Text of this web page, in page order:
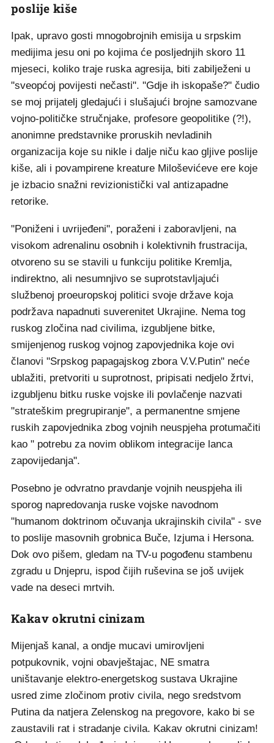
poslije kiše
Ipak, upravo gosti mnogobrojnih emisija u srpskim
medijima jesu oni po kojima će posljednjih skoro 11
mjeseci, koliko traje ruska agresija, biti zabilježeni u
"sveopćoj povijesti nečasti". "Gdje ih iskopaše?" čudio
se moj prijatelj gledajući i slušajući brojne samozvane
vojno-političke stručnjake, profesore geopolitike (?!),
anonimne predstavnike proruskih nevladinih
organizacija koje su nikle i dalje niču kao gljive poslije
kiše, ali i povampirene kreature Miloševićeve ere koje
je izbacio snažni revizionistički val antizapadne
retorike.
"Poniženi i uvrijeđeni", poraženi i zaboravljeni, na
visokom adrenalinu osobnih i kolektivnih frustracija,
otvoreno su se stavili u funkciju politike Kremlja,
indirektno, ali nesumnjivo se suprotstavljajući
službenoj proeuropskoj politici svoje države koja
podržava napadnuti suverenitet Ukrajine. Nema tog
ruskog zločina nad civilima, izgubljene bitke,
smijenjenog ruskog vojnog zapovjednika koje ovi
članovi "Srpskog papagajskog zbora V.V.Putin" neće
ublažiti, pretvoriti u suprotnost, pripisati nedjelo žrtvi,
izgubljenu bitku ruske vojske ili povlačenje nazvati
"strateškim pregrupiranje", a permanentne smjene
ruskih zapovjednika zbog vojnih neuspjeha protumačiti
kao " potrebu za novim oblikom integracije lanca
zapovijedanja".
Posebno je odvratno pravdanje vojnih neuspjeha ili
sporog napredovanja ruske vojske navodnom
"humanom doktrinom očuvanja ukrajinskih civila" - sve
to poslije masovnih grobnica Buče, Izjuma i Hersona.
Dok ovo pišem, gledam na TV-u pogođenu stambenu
zgradu u Dnjepru, ispod čijih ruševina se još uvijek
vade na deseci mrtvih.
Kakav okrutni cinizam
Mijenjaš kanal, a ondje mucavi umirovljeni
potpukovnik, vojni obavještajac, NE smatra
uništavanje elektro-energetskog sustava Ukrajine
usred zime zločinom protiv civila, nego sredstvom
Putina da natjera Zelenskog na pregovore, kako bi se
zaustavili rat i stradanje civila. Kakav okrutni cinizam!